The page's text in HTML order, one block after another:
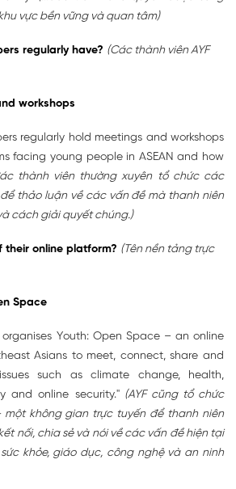
vực bền vững và quan tâm)
regularly have? (Các thành viên AYF
workshops
regularly hold meetings and workshops
facing young people in ASEAN and how
thành viên thường xuyên tổ chức các
thảo luận về các vấn đề mà thanh niên
cách giải quyết chúng.)
their online platform? (Tên nền tảng trực
Space
organises Youth: Open Space – an online
Asians to meet, connect, share and
such as climate change, health,
and online security."(AYF cũng tổ chức
một không gian trực tuyến để thanh niên
nối, chia sẻ và nói về các vấn đề hiện tại
khỏe, giáo dục, công nghệ và an ninh